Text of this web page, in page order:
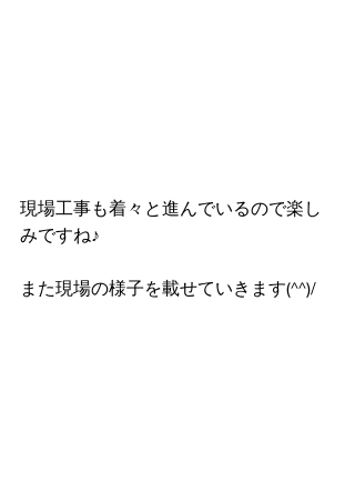
現場工事も着々と進んでいるので楽し
みですね♪
また現場の様子を載せていきます(^^)/